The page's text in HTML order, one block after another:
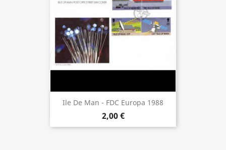
Ile De Man - FDC Europa 1988
2,00 €